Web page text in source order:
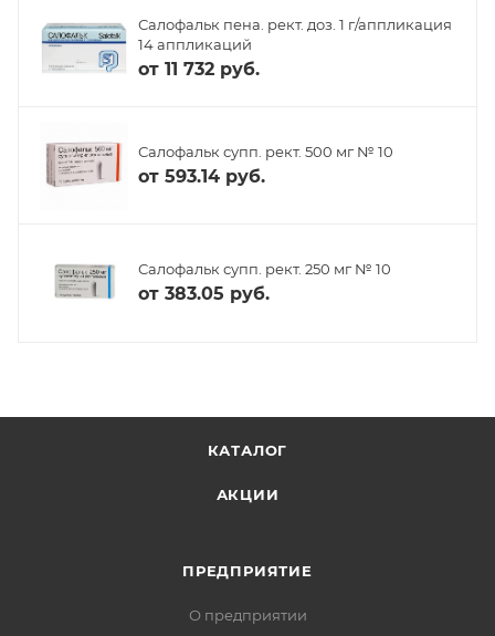
Салофальк пена. рект. доз. 1 г/аппликация
14 аппликаций
от 11 732 руб.
Салофальк супп. рект. 500 мг № 10
от 593.14 руб.
Салофальк супп. рект. 250 мг № 10
от 383.05 руб.
КАТАЛОГ
АКЦИИ
ПРЕДПРИЯТИЕ
О предприятии